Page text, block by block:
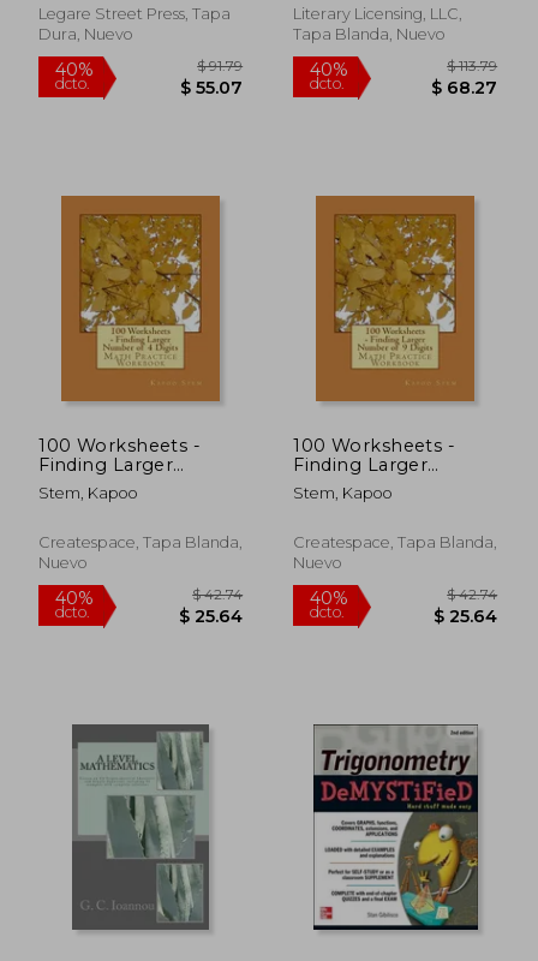
45% 40%
dcto.
40% 45%
Legare Street Press, Tapa
Dura, Nuevo
Literary Licensing, LLC,
Tapa Blanda, Nuevo
100 Worksheets -
Finding Larger
Number of 4 Digits:
Math Practice
Stem, Kapoo
Createspace, Tapa Blanda,
Nuevo
100 Worksheets -
Finding Larger
Number of 9 Digits:
Math Practice
Stem, Kapoo
Createspace, Tapa Blanda,
Nuevo